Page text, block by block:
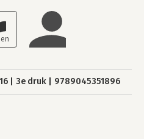
3e druk 9789045351896